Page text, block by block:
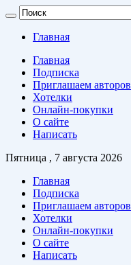
Главная
Главная
Подписка
Приглашаем авторов
Хотелки
Онлайн-покупки
О сайте
Написать
Пятница , 7 августа 2026
Главная
Подписка
Приглашаем авторов
Хотелки
Онлайн-покупки
О сайте
Написать